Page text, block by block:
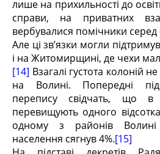
лише на прихильності до
справи, на приватних
вербувалися помічники серед
Але ці зв’язки могли
і на Житомирщині, де чехи
[14] Взагалі густота колоній
на Волині. Попередні
перепису свідчать, що
перевищують одного
одному з районів Волині
населення сягнув 4%.[15]